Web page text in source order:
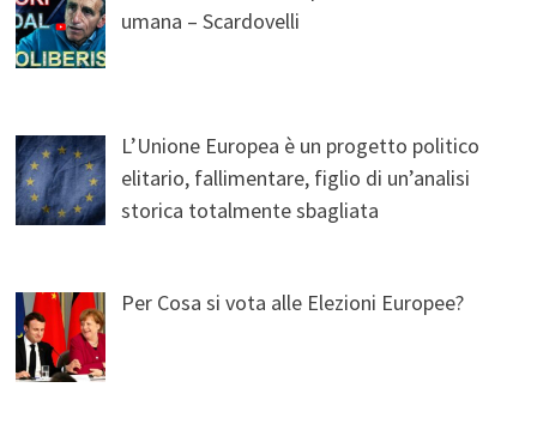
umana – Scardovelli
L’Unione Europea è un progetto politico
elitario, fallimentare, figlio di un’analisi
storica totalmente sbagliata
Per Cosa si vota alle Elezioni Europee?